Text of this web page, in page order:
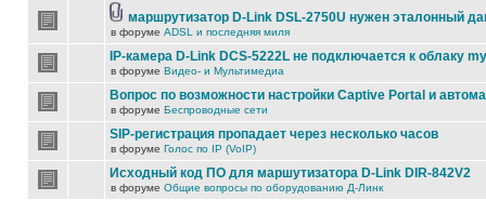
маршрутизатор D-Link DSL-2750U нужен эталонный
в форуме ADSL и последняя миля
IP-камера D-Link DCS-5222L не подключается к облаку
в форуме Видео- и Мультимедиа
Вопрос по возможности настройки Captive Portal и
в форуме Беспроводные сети
SIP-регистрация пропадает через несколько часов
в форуме Голос по IP (VoIP)
Исходный код ПО для маршутизатора D-Link DIR-842V2
в форуме Общие вопросы по оборудованию Д-Линк